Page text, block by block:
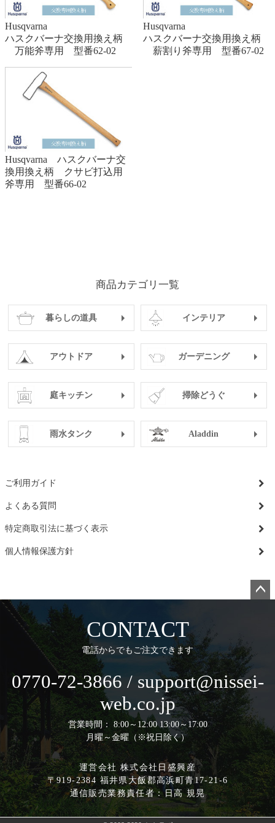
Husqvarna
ハスクバーナ交換用換え柄
万能斧専用 型番62-02
Husqvarna
ハスクバーナ交換用換え柄
薪割り斧専用 型番67-02
Husqvarna ハスクバーナ交
換用換え柄 クサビ打込用
斧専用 型番66-02
商品カテゴリ一覧
暮らしの道具 インテリア
アウトドア ガーデニング
庭キッチン 掃除どうぐ
雨水タンク Aladdin
ご利用ガイド
よくある質問
特定商取引法に基づく表示
個人情報保護方針
へ
CONTACT
電話からでもご注文できます
0770-72-3866 / support@nissei-
web.co.jp
営業時間： 8:00～12:00 13:00～17:00
月曜～金曜（※祝日除く）
運営会社 株式会社日盛興産
〒919-2384 福井県大飯郡高浜町青17-21-6
通信販売業務責任者：日高 規晃